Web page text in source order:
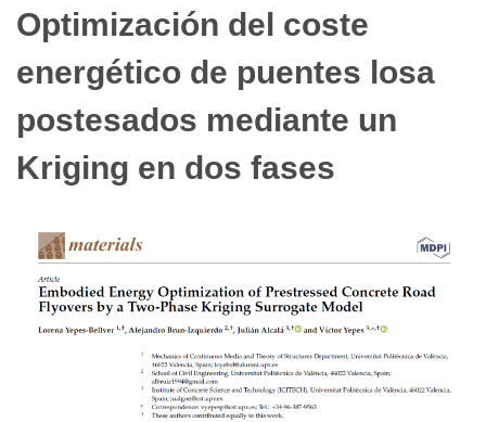
Optimización del coste
energético de puentes losa
postesados mediante un
Kriging en dos fases